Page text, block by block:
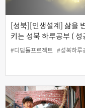
[성북][인생설계] 삶을
키는 성북 하루공부 ( 성
업을 위한 아이디어 발상
#디딤돌프로젝트 #성북하루